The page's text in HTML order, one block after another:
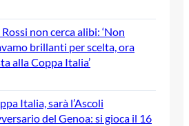
Rossi non cerca alibi: ‘Non
brillanti per scelta, ora
alla Coppa Italia’
Italia, sarà l’Ascoli
del Genoa: si gioca il 16